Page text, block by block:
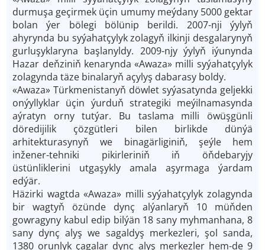
durmuşa geçirmek üçin umumy meýdany 5000 gektar
bolan ýer bölegi bölünip berildi. 2007-nji ýylyň
ahyrynda bu syýahatçylyk zolagyň ilkinji desgalarynyň
gurluşyklaryna başlanyldy. 2009-njy ýylyň iýunynda
Hazar deňziniň kenarynda «Awaza» milli syýahatçylyk
zolagynda täze binalaryň açylyş dabarasy boldy.
«Awaza» Türkmenistanyň döwlet syýasatynda geljekki
onýyllyklar üçin ýurduň strategiki meýilnamasynda
aýratyn orny tutýar. Bu taslama milli öwüşgünli
döredijilik çözgütleri bilen birlikde dünýä
arhitekturasynyň we binagärliginiň, şeýle hem
inžener-tehniki pikirleriniň iň öňdebaryjy
üstünliklerini utgaşykly amala aşyrmaga ýardam
edýär.
Häzirki wagtda «Awaza» milli syýahatçylyk zolagynda
bir wagtyň özünde dynç alýanlaryň 10 müňden
gowragyny kabul edip bilýän 18 sany myhmanhana, 8
sany dynç alyş we sagaldyş merkezleri, şol sanda,
1380 orunlyk çagalar dync alyş merkezler hem-de 9